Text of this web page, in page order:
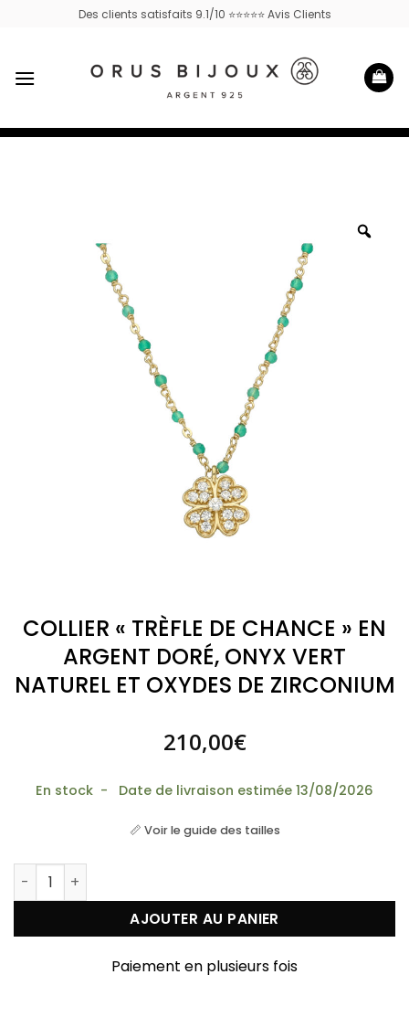
Des clients satisfaits 9.1/10 ⭐⭐⭐⭐⭐ Avis Clients
COLLIER « TRÈFLE DE CHANCE » EN
ARGENT DORÉ, ONYX VERT
NATUREL ET OXYDES DE ZIRCONIUM
210,00€
En stock - Date de livraison estimée 13/08/2026
📏 Voir le guide des tailles
quantité de Collier "Trèfle de Chance" en Argent
AJOUTER AU PANIER
Paiement en plusieurs fois